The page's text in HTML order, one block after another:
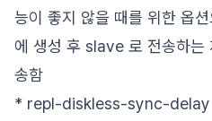
능이 좋지 않을 때를 위한 옵
에 생성 후 slave 로 전송하는
송함
* repl-diskless-sync-